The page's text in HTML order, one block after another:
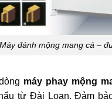
Máy đánh mộng mang cá –
máy phay mộng
từ Đài Loan. Đảm